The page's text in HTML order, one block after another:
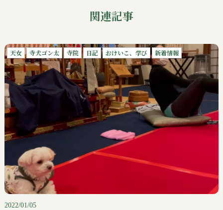
関連記事
天女 寺犬ゴン太 寺院 日記 おけいこ、学び 新着情報
2022/01/05